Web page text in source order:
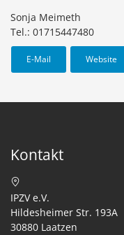
Sonja Meimeth
Tel.: 01715447480
E-Mail Website
Kontakt
IPZV e.V.
Hildesheimer Str. 193A
30880 Laatzen